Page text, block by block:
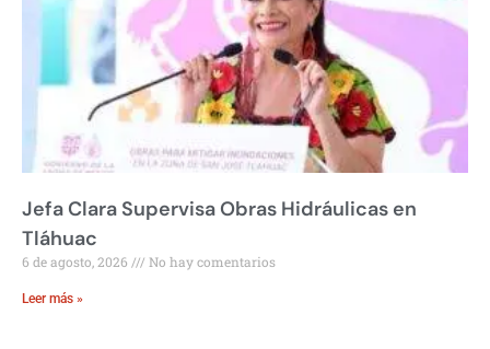
Jefa Clara Supervisa Obras Hidráulicas en
Tláhuac
6 de agosto, 2026 No hay comentarios
Leer más »